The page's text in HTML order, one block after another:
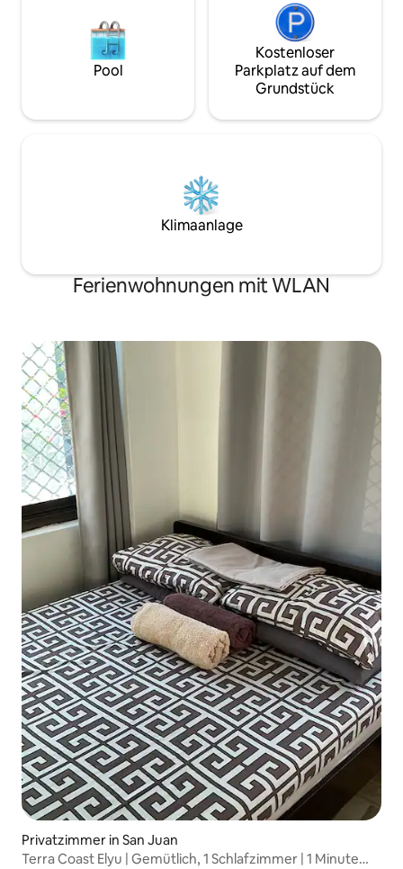
Pool
Kostenloser
Parkplatz auf dem
Grundstück
Klimaanlage
Ferienwohnungen mit WLAN
Privatzimmer in San Juan
Terra Coast Elyu | Gemütlich, 1 Schlafzimmer | 1 Minute